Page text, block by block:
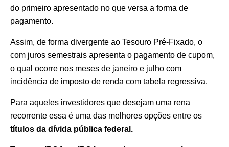
do primeiro apresentado no que versa a forma de
pagamento.
Assim, de forma divergente ao Tesouro Pré-Fixado, o
com juros semestrais apresenta o pagamento de cupom,
o qual ocorre nos meses de janeiro e julho com
incidência de imposto de renda com tabela regressiva.
Para aqueles investidores que desejam uma rena
recorrente essa é uma das melhores opções entre os
títulos da dívida pública federal.